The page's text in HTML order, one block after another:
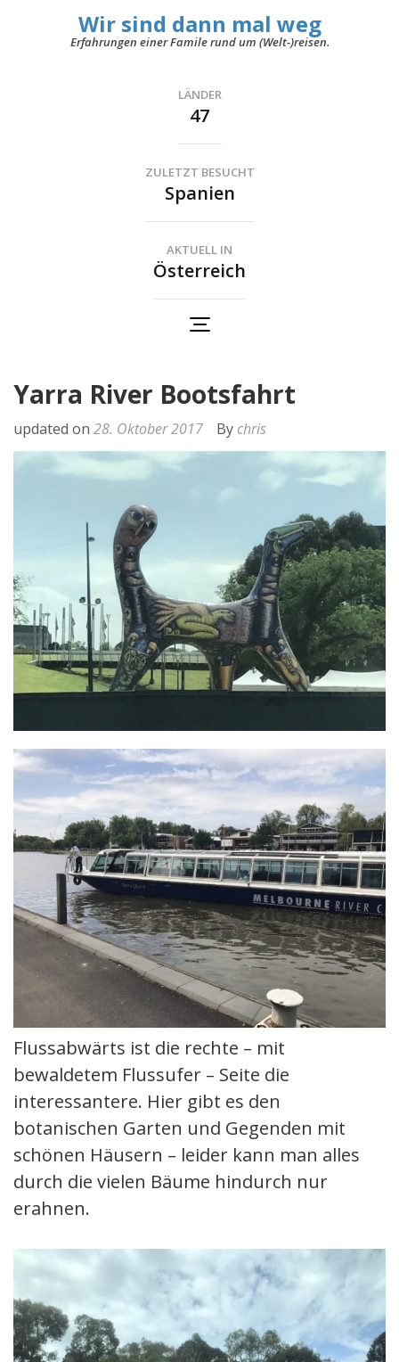
Wir sind dann mal weg
Erfahrungen einer Famile rund um (Welt-)reisen.
LÄNDER
47
ZULETZT BESUCHT
Spanien
AKTUELL IN
Österreich
Yarra River Bootsfahrt
updated on 28. Oktober 2017 By chris
Flussabwärts ist die rechte – mit
bewaldetem Flussufer – Seite die
interessantere. Hier gibt es den
botanischen Garten und Gegenden mit
schönen Häusern – leider kann man alles
durch die vielen Bäume hindurch nur
erahnen.